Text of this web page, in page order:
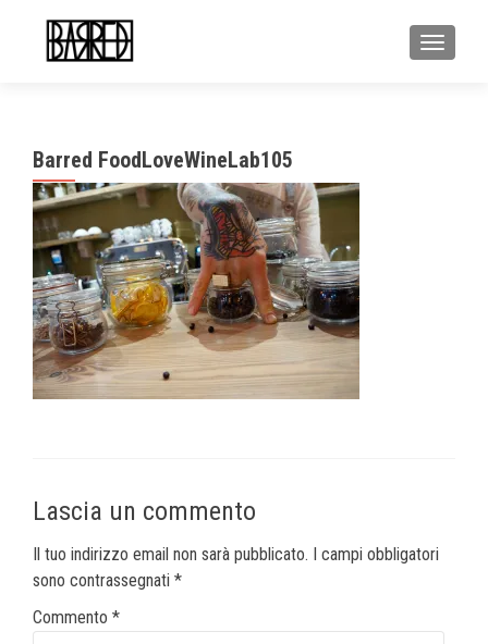
Barred FoodLoveWineLab105
Lascia un commento
Il tuo indirizzo email non sarà pubblicato. I campi obbligatori
sono contrassegnati *
Commento *